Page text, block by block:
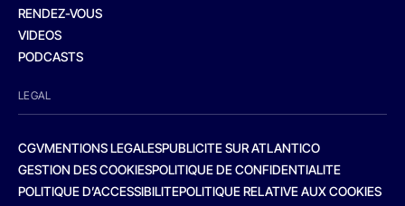
RENDEZ-VOUS
VIDEOS
PODCASTS
LEGAL
CGVMENTIONS LEGALESPUBLICITE SUR ATLANTICO
GESTION DES COOKIESPOLITIQUE DE CONFIDENTIALITE
POLITIQUE D’ACCESSIBILITEPOLITIQUE RELATIVE AUX COOKIES